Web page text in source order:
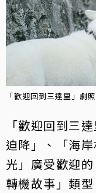
「歡迎回到三達里」劇
「歡迎回到三
迫降」、「海
光」廣受歡迎
轉機故事」類